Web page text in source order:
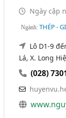
Ngày cập
Ngành:THÉP -
Lô D1-9
Lá, X. Long
(028)